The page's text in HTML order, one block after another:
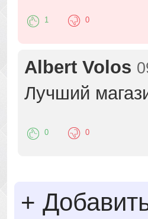
1 0
Albert Volos
Лучший
0 0
+